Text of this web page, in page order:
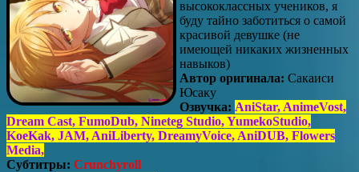
высококлассных учеников, я
буду тайно заботиться о самой
красивой девушке (не
имеющей никаких жизненных
навыков)
Автор оригинала: Сакаиси
Юсаку
Озвучка: AniStar, AnimeVost,
Dream Cast, FumoDub, Nineteg Studio, YumekoStudio,
KoeKak, JAM, AniLiberty, DreamyVoice, AniDUB, Flowers
Media,
Субтитры: Crunchyroll